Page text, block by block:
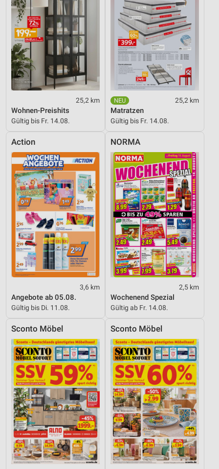
25,2 km
Wohnen-Preishits
Gültig bis Fr. 14.08.
25,2 km
Matratzen
Gültig bis Fr. 14.08.
Action
3,6 km
Angebote ab 05.08.
Gültig bis Di. 11.08.
NORMA
2,5 km
Wochenend Spezial
Gültig ab Fr. 14.08.
Sconto Möbel Sconto Möbel
Funktional
Werbung